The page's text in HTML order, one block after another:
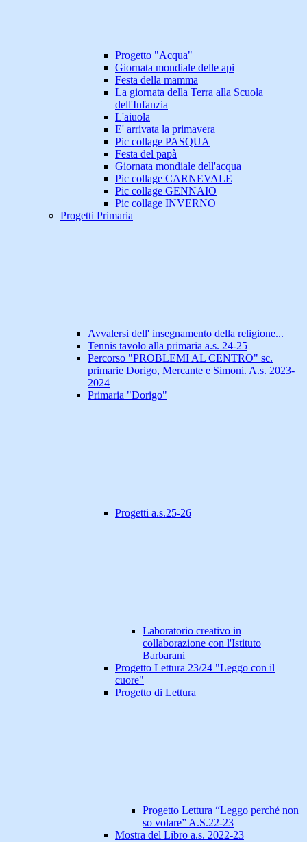
Progetto "Acqua"
Giornata mondiale delle api
Festa della mamma
La giornata della Terra alla Scuola
dell'Infanzia
L'aiuola
E' arrivata la primavera
Pic collage PASQUA
Festa del papà
Giornata mondiale dell'acqua
Pic collage CARNEVALE
Pic collage GENNAIO
Pic collage INVERNO
Progetti Primaria
Avvalersi dell' insegnamento della religione...
Tennis tavolo alla primaria a.s. 24-25
Percorso "PROBLEMI AL CENTRO" sc.
primarie Dorigo, Mercante e Simoni. A.s. 2023-
2024
Primaria "Dorigo"
Progetti a.s.25-26
Laboratorio creativo in
collaborazione con l'Istituto
Barbarani
Progetto Lettura 23/24 "Leggo con il
cuore"
Progetto di Lettura
Progetto Lettura “Leggo perché non
so volare” A.S.22-23
Mostra del Libro a.s. 2022-23